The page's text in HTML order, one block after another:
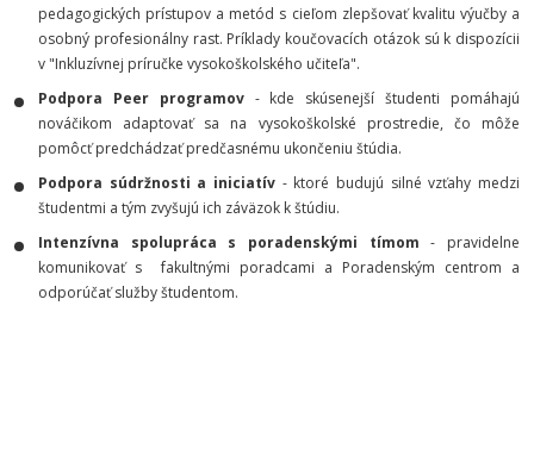
pedagogických prístupov a metód s cieľom zlepšovať kvalitu výučby a
osobný profesionálny rast. Príklady koučovacích otázok sú k dispozícii
v "Inkluzívnej príručke vysokoškolského učiteľa".
Podpora Peer programov- kde skúsenejší študenti pomáhajú
nováčikom adaptovať sa na vysokoškolské prostredie, čo môže
pomôcť predchádzať predčasnému ukončeniu štúdia.
Podpora súdržnosti a iniciatív - ktoré budujú silné vzťahy medzi
študentmi a tým zvyšujú ich záväzok k štúdiu.
Intenzívna spolupráca s poradenskými tímom - pravidelne
komunikovať s fakultnými poradcami a Poradenským centrom a
odporúčať služby študentom.